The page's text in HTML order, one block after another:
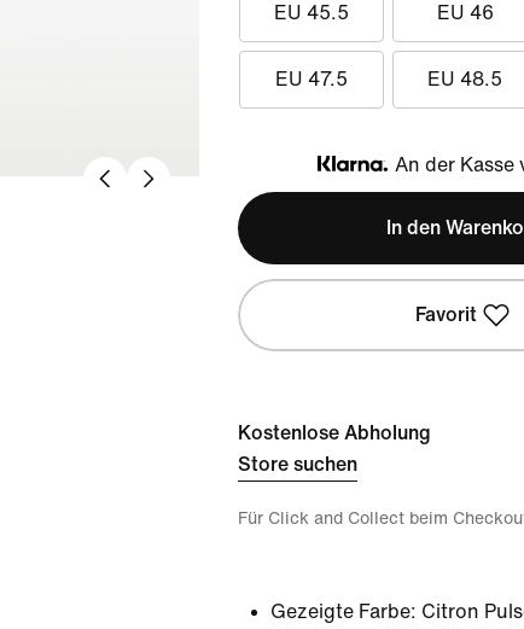
EU 45.5 EU 46
EU 47.5 EU 48.5
Klarna
An der Kasse
In den
Favorit
Kostenlose Abholung
Store suchen
Für Click and Collect beim
Gezeigte Farbe: Citron